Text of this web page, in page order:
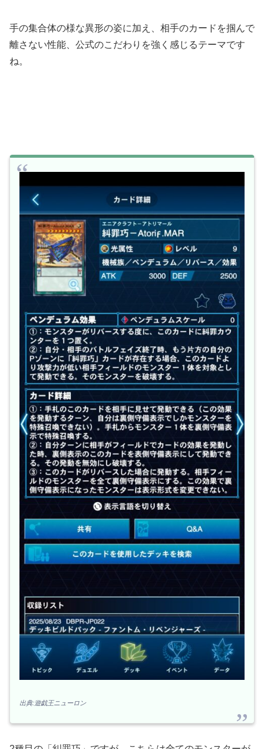
手の集合体の様な異形の姿に加え、相手のカードを掴んで
離さない性能、公式のこだわりを強く感じるテーマです
ね。
出典:遊戯王ニューロン